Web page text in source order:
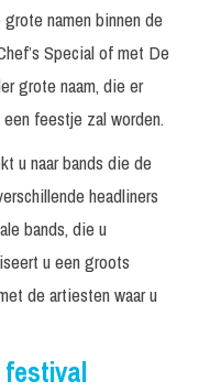
namen binnen de
Special of met De
grote naam, die er
feestje zal worden.
u naar bands die de
headliners
bands, die u
u een groots
de artiesten waar u
festival